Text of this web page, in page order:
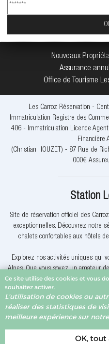
Nouveaux
Assurance
Office de Tourisme
Les Carroz Réservation -
Immatriculation Registre des
406 - Immatriculation Licence
Financière
(Christian HOUZET) - 87 Rue de
000€.
Station
Site de réservation officiel des
exceptionnelles. Découvrez notre
chalets confortables aux hôtels
Explorez nos activités uniques qui
Alpes. Que vous soyez un amateur
quête de détente, nous
Pourquoi réserver avec nous?
assistance client dévouée et la
Ce site utilise des cookies et vous
souhaitez activer.
L'utilisation de cookies ou
réaliser des statistiques de
meilleure expérience sur
OK, tout